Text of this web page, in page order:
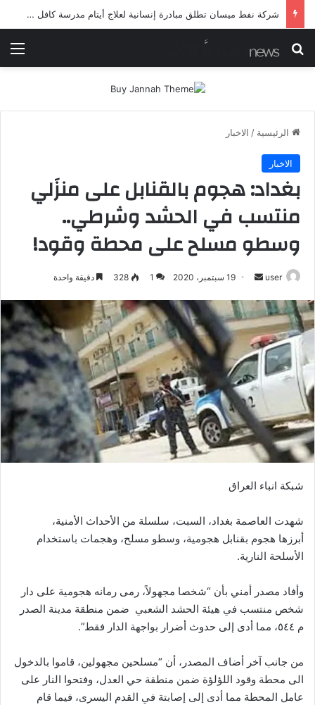
شرطة ميسان تلقي القبض على مطلقي العيارات النارية أثناء تشييع جنائزي في العمارة
بحث عن
الرئيسية / الاخبار
الاخبار
بغداد: هجوم بالقنابل على منزَلي
منتسب في الحشد وشرطي..
وسطو مسلح على محطة وقود!
user
أرسل
إلكترونيا
19 سبتمبر، 2020 1
328 دقيقة واحدة
شبكة انباء العراق
شهدت العاصمة بغداد، السبت، سلسلة من الأحداث الأمنية،
أبرزها هجوم بقنابل هجومية، وسطو مسلح، وهجمات باستخدام
الأسلحة النارية.
وأفاد مصدر أمني بأن “شخصا مجهولاً، رمى رمانه هجومية على دار
شخص منتسب في هيئة الحشد الشعبي ضمن منطقة مدينة الصدر
م ٥٤٤، مما أدى إلى حدوث أضرار بواجهة الدار فقط”.
من جانب آخر أضاف المصدر، أن “مسلحين مجهولين، قاموا بالدخول
الى محطة وقود اللؤلؤة ضمن منطقة حي العدل، وفتحوا النار على
عامل المحطة مما أدى إلى إصابتة في القدم اليسرى، فيما قام